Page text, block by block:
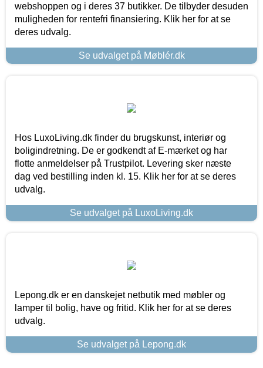
webshoppen og i deres 37 butikker. De tilbyder desuden
muligheden for rentefri finansiering. Klik her for at se
deres udvalg.
Se udvalget på Møblér.dk
Hos LuxoLiving.dk finder du brugskunst, interiør og
boligindretning. De er godkendt af E-mærket og har
flotte anmeldelser på Trustpilot. Levering sker næste
dag ved bestilling inden kl. 15. Klik her for at se deres
udvalg.
Se udvalget på LuxoLiving.dk
Lepong.dk er en danskejet netbutik med møbler og
lamper til bolig, have og fritid. Klik her for at se deres
udvalg.
Se udvalget på Lepong.dk